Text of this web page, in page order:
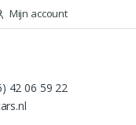
Mijn account
42 06 59 22